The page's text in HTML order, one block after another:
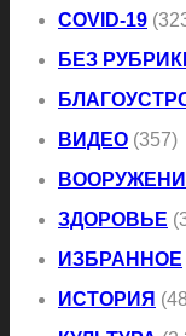
COVID-19
БЕЗ
ВИДЕО (357)
ЗДОРОВЬЕ
ИЗБРАННОЕ
ИСТОРИЯ